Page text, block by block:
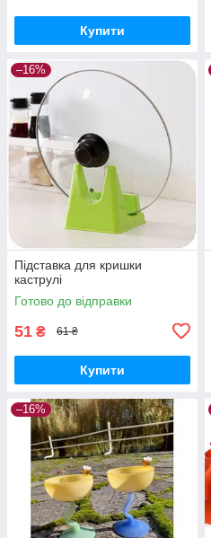
Купити
–16%
Підставка для кришки
каструлі
Готово до відправки
51 ₴ 61 ₴
Купити
–16%